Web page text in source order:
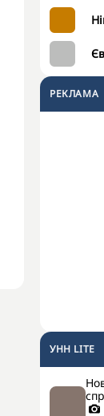
РЕКЛАМА
УНН LITE